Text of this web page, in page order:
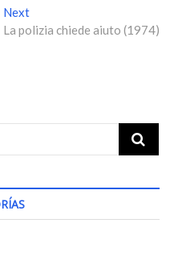
NextN
e
:
La polizia chiede aiuto (1974)